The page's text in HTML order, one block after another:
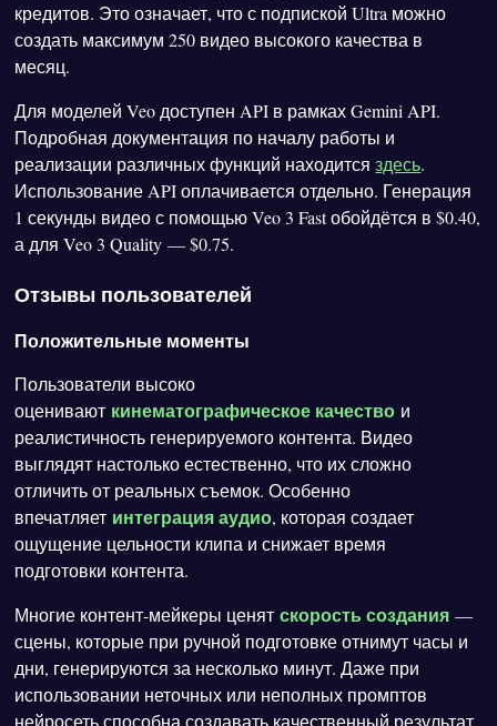
кредитов. Это означает, что с подпиской Ultra можно
создать максимум 250 видео высокого качества в
месяц.
Для моделей Veo доступен API в рамках Gemini API.
Подробная документация по началу работы и
реализации различных функций находитсяздесь.
Использование API оплачивается отдельно. Генерация
1 секунды видео с помощью Veo 3 Fast обойдётся в $0.40,
а для Veo 3 Quality — $0.75.
Отзывы пользователей
Положительные моменты
Пользователи высоко
оценивают кинематографическое качество и
реалистичность генерируемого контента. Видео
выглядят настолько естественно, что их сложно
отличить от реальных съемок. Особенно
впечатляет интеграция аудио, которая создает
ощущение цельности клипа и снижает время
подготовки контента.
Многие контент-мейкеры ценятскорость создания —
сцены, которые при ручной подготовке отнимут часы и
дни, генерируются за несколько минут. Даже при
использовании неточных или неполных промптов